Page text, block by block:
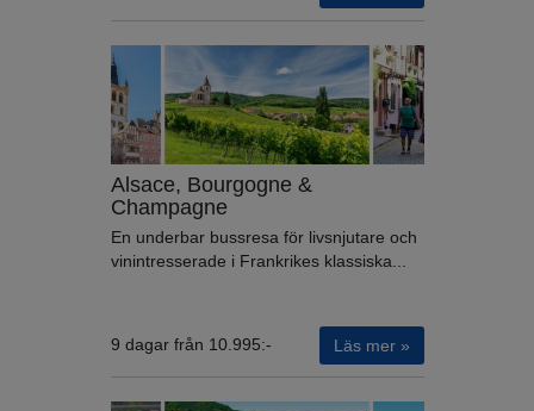
Alsace, Bourgogne &
Champagne
En underbar bussresa för livsnjutare och
vinintresserade i Frankrikes klassiska...
9 dagar från 10.995:- Läs mer »